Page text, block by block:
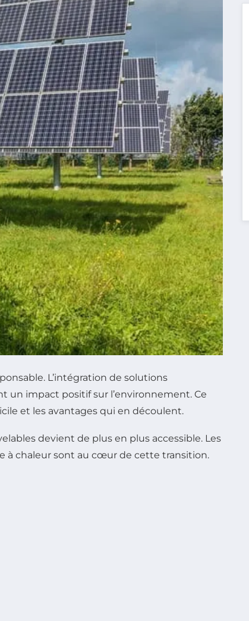
L’intégration de solutions
un impact positif sur l’environnement. Ce
et les avantages qui en découlent.
devient de plus en plus accessible. Les
à chaleur sont au cœur de cette transition.